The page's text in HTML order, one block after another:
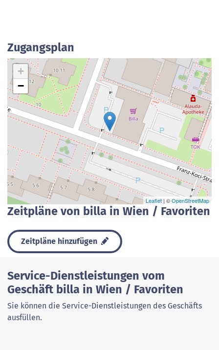
Zugangsplan
+
−
Leaflet| ©OpenStreetMap
Zeitpläne von billa in Wien / Favoriten
Zeitpläne hinzufügen
Service-Dienstleistungen vom
Geschäft billa in Wien / Favoriten
Sie können die Service-Dienstleistungen des Geschäfts
ausfüllen.